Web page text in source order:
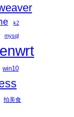
k2
mysql
win10
拍美食